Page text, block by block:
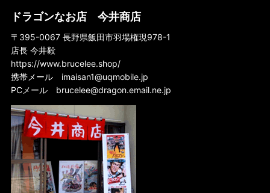
ドラゴンなお店 今井商店
〒395-0067 長野県飯田市羽場権現978-1
店長 今井毅
https://www.brucelee.shop/
携帯メール imaisan1@uqmobile.jp
PCメール brucelee@dragon.email.ne.jp